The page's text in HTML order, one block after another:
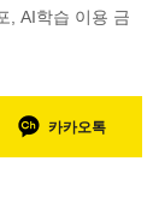
, AI학습 이용 금
카카오톡